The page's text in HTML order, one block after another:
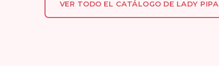
VER TODO EL CATÁLOGO DE LADY PIPA